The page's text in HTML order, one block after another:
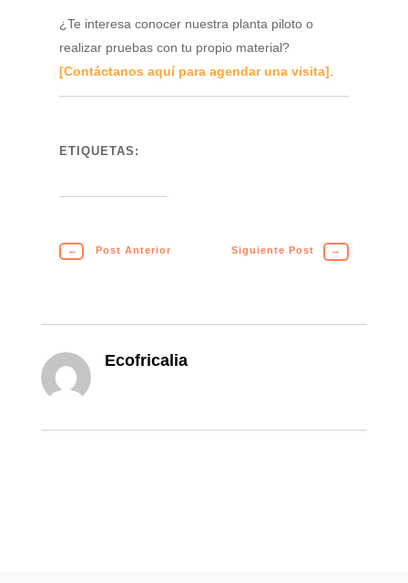
¿Te interesa conocer nuestra planta piloto o
realizar pruebas con tu propio material?
[Contáctanos aquí para agendar una visita]
ETIQUETAS:
← Post Anterior Siguiente Post →
Ecofricalia